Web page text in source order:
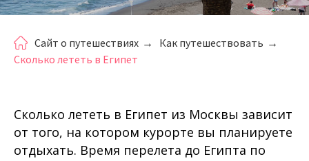
Сайт о путешествиях → Как путешествовать →
Сколько лететь в Египет
Сколько лететь в Египет из Москвы зависит
от того, на котором курорте вы планируете
отдыхать. Время перелета до Египта по